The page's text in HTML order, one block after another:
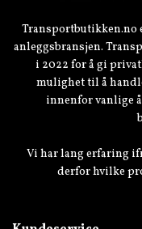
Transportbutikken.no
anleggsbransjen.
i 2022 for å gi
mulighet til å
innenfor vanlige
Vi har lang erfaring
derfor hvilke